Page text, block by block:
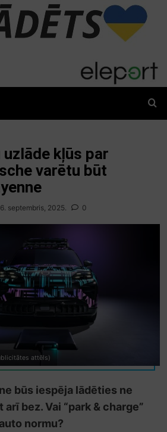
uzlāde kļūs par
varētu būt
septembris, 2025. 0
attēls)
būs iespēja lādēties ne
bez. Vai “park & charge”
normu?